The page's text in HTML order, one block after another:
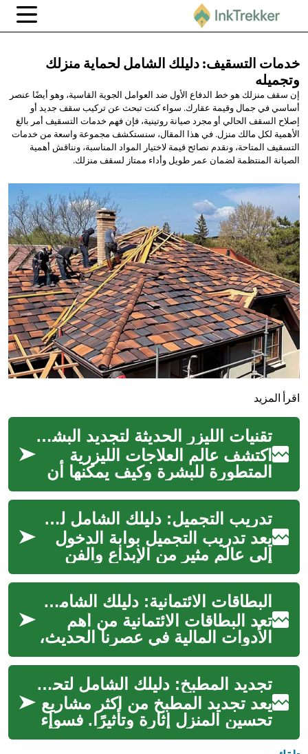
خدمات التسقيف: دليلك الشامل لحماية منزلك
وتجميله
إن سقف منزلك هو خط الدفاع الأول ضد العوامل الجوية القاسية، وهو أيضًا عنصر
أساسي في جمال وقيمة عقارك. سواء كنت تبحث عن تركيب سقف جديد أو
إصلاح السقف الحالي أو مجرد صيانة روتينية، فإن فهم خدمات التسقيف أمر بالغ
الأهمية لكل مالك منزل. في هذا المقال، سنستكشف مجموعة واسعة من خدمات
التسقيف المتاحة، ونقدم نصائح قيمة لاختيار المواد المناسبة، ونناقش أهمية
الصيانة المنتظمة لضمان عمر طويل وأداء ممتاز لسقف منزلك.
اقرأ المزيد
تقنيات الليزر الحديثة لتجديد البشرة: دليلك الشامل
اكتشف عالم العلاجات الليزرية
المتطورة للبشرة وكيف يمكنها أن
تحول مظهر جلدك وصحته. من
تقليل التجاعيد إلى علاج الندبات ...
تدريب التجميل: دليلك الشامل لمهنة مثيرة في عالم الجمال
يعد تدريب التجميل بوابة الدخول
إلى عالم مثير من الإبداع والفن
والعناية بالجمال. سواء كنت تحلم
بامتلاك صالون خاص بك أو...
البطاقات الائتمانية: دليلك الشامل للاستخدام الآمن والفعّال
تعد البطاقات الائتمانية من أهم
الأدوات المالية في عصرنا الحديث،
حيث توفر مرونة في الدفع وحماية
للمعاملات المالية. سنس...
تجديد المطبخ: دليلك الشامل لتحويل مطبخك إلى مساحة عصرية وعملية
يعد تجديد المطبخ من أكثر مشاريع
تحسين المنزل إثارة وتأثيرًا. فسواء
كنت تسعى لتحديث مطبخ صغير أو